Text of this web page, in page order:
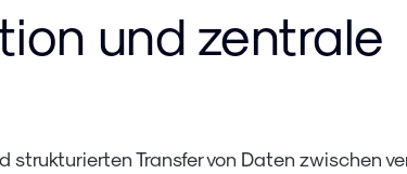
und zentrale
Transfer von Daten zwischen